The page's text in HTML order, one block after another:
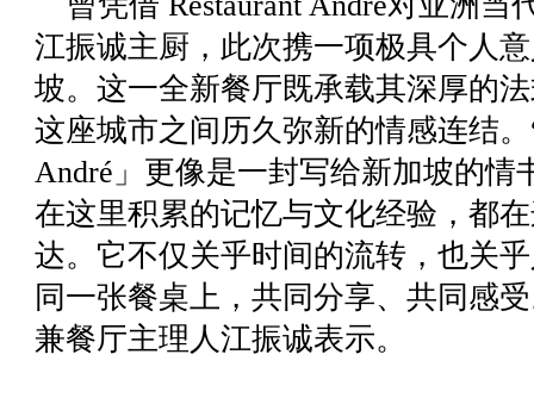
江振诚主厨，此次携一项极具个人
坡。这一全新餐厅既承载其深厚的
这座城市之间历久弥新的情感连结
André」更像是一封写给新加坡的情
在这里积累的记忆与文化经验，都
达。它不仅关乎时间的流转，也关
同一张餐桌上，共同分享、共同感
兼餐厅主理人江振诚表示。